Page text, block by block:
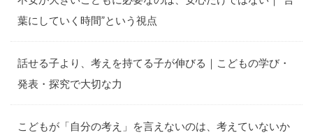
葉にしていく時間”という視点
話せる子より、考えを持てる子が伸びる｜こどもの学び・
発表・探究で大切な力
こどもが「自分の考え」を言えないのは、考えていないか